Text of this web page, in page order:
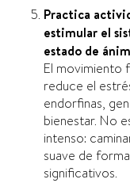
Practica
estimular el
estado de
El movimiento
reduce el
endorfinas,
bienestar. No
intenso:
suave de
significativos.